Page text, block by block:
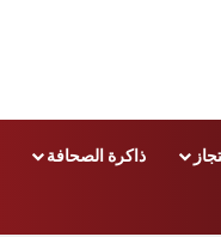
ذاكرة الصحافة